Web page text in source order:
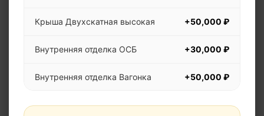
Крыша Двухскатная высокая +50,000 ₽
Внутренняя отделка ОСБ +30,000 ₽
Внутренняя отделка Вагонка +50,000 ₽
Дополнительная перегородка +5,000 ₽